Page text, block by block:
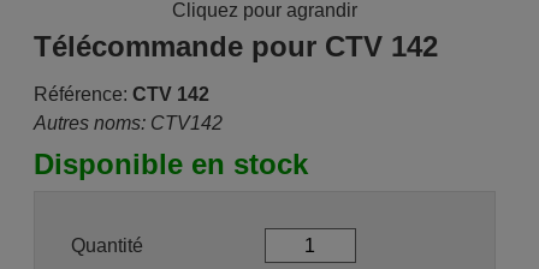
Cliquez pour agrandir
Télécommande pour CTV 142
Référence: CTV 142
Autres noms: CTV142
Disponible en stock
Quantité